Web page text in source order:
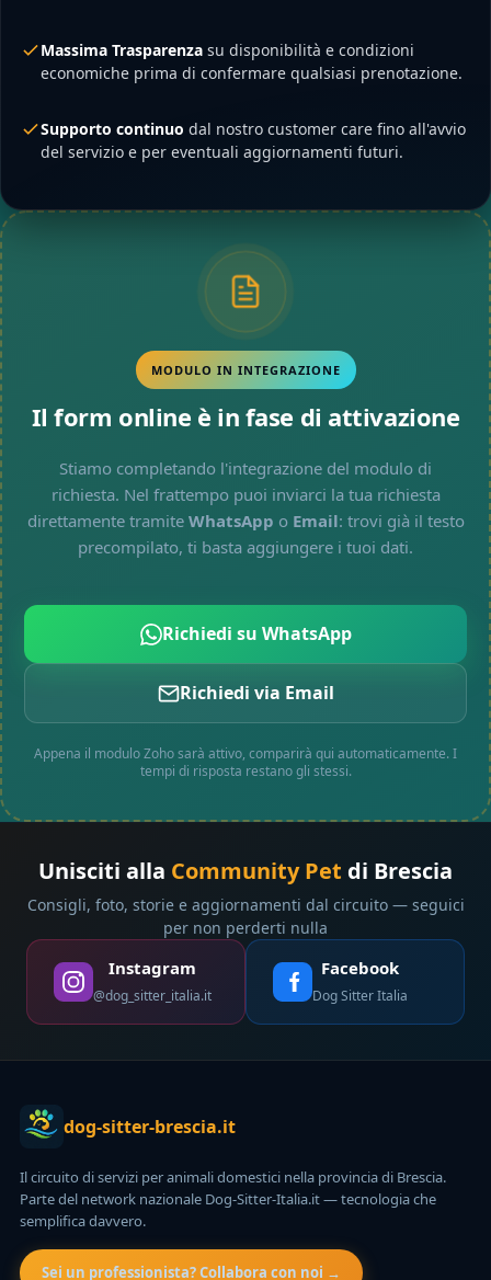
Massima Trasparenza su disponibilità e condizioni
economiche prima di confermare qualsiasi prenotazione.
Supporto continuo dal nostro customer care fino all'avvio
del servizio e per eventuali aggiornamenti futuri.
MODULO IN INTEGRAZIONE
Il form online è in fase di attivazione
Stiamo completando l'integrazione del modulo di
richiesta. Nel frattempo puoi inviarci la tua richiesta
direttamente tramite WhatsApp o Email: trovi già il testo
precompilato, ti basta aggiungere i tuoi dati.
Richiedi su WhatsApp
Richiedi via Email
Appena il modulo Zoho sarà attivo, comparirà qui automaticamente. I
tempi di risposta restano gli stessi.
Unisciti alla Community Pet di Brescia
Consigli, foto, storie e aggiornamenti dal circuito — seguici
per non perderti nulla
Instagram
@dog_sitter_italia.it
Facebook
Dog Sitter Italia
dog-sitter-brescia.it
Il circuito di servizi per animali domestici nella provincia di Brescia.
Parte del network nazionale Dog-Sitter-Italia.it — tecnologia che
semplifica davvero.
Sei un professionista? Collabora con noi →